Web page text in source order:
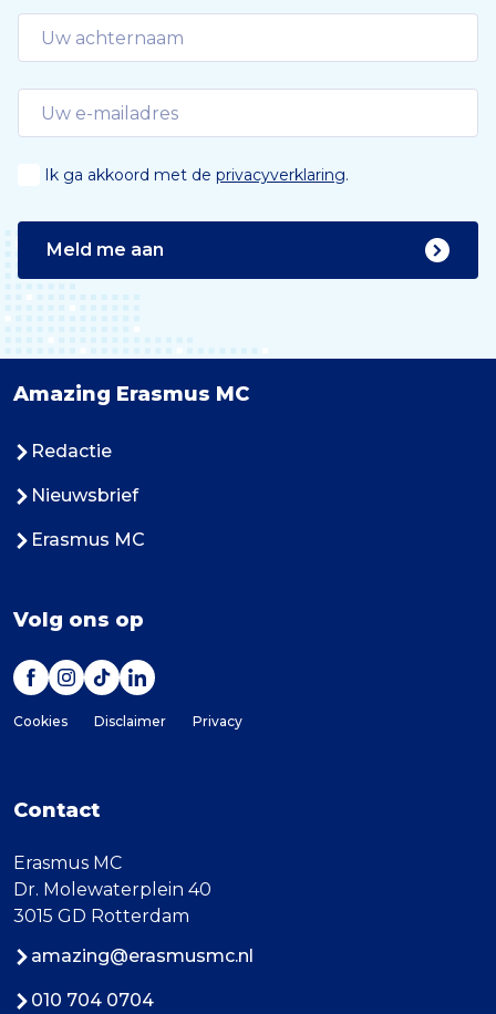
Ik ga akkoord met de privacyverklaring.
Meld me aan
Amazing Erasmus MC
Redactie
Nieuwsbrief
Erasmus MC
Volg ons op
Cookies Disclaimer Privacy
Contact
Erasmus MC
Dr. Molewaterplein 40
3015 GD Rotterdam
amazing@erasmusmc.nl
010 704 0704